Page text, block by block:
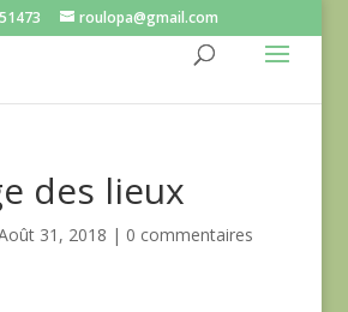
roulopa@gmail.com
des lieux
31, 2018 | 0 commentaires